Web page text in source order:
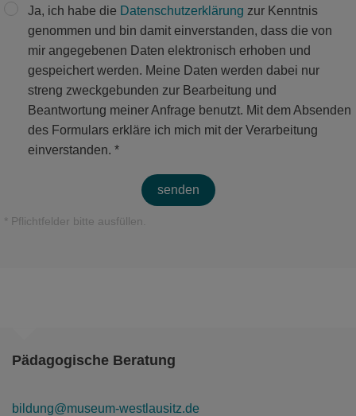
Ja, ich habe die Datenschutzerklärung zur Kenntnis
genommen und bin damit einverstanden, dass die von
mir angegebenen Daten elektronisch erhoben und
gespeichert werden. Meine Daten werden dabei nur
streng zweckgebunden zur Bearbeitung und
Beantwortung meiner Anfrage benutzt. Mit dem Absenden
des Formulars erkläre ich mich mit der Verarbeitung
einverstanden. *
senden
* Pflichtfelder bitte ausfüllen.
Pädagogische Beratung
bildung@museum-westlausitz.de